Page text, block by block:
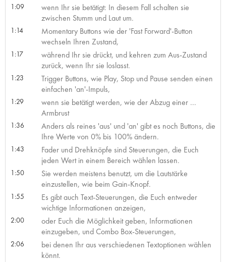
1:09
wenn Ihr sie betätigt: In diesem Fall schalten sie
zwischen Stumm und Laut um.
1:14
Momentary Buttons wie der 'Fast Forward'-Button
wechseln Ihren Zustand,
1:17
während Ihr sie drückt, und kehren zum Aus-Zustand
zurück, wenn Ihr sie loslasst.
1:23
Trigger Buttons, wie Play, Stop und Pause senden einen
einfachen 'an'-Impuls,
1:29
wenn sie betätigt werden, wie der Abzug einer ...
Armbrust
1:36
Anders als reines 'aus' und 'an' gibt es noch Buttons, die
Ihre Werte von 0% bis 100% ändern.
1:43
Fader und Drehknöpfe sind Steuerungen, die Euch
jeden Wert in einem Bereich wählen lassen.
1:50
Sie werden meistens benutzt, um die Lautstärke
einzustellen, wie beim Gain-Knopf.
1:55
Es gibt auch Text-Steuerungen, die Euch entweder
wichtige Informationen anzeigen,
2:00
oder Euch die Möglichkeit geben, Informationen
einzugeben, und Combo Box-Steuerungen,
2:06
bei denen Ihr aus verschiedenen Textoptionen wählen
könnt.